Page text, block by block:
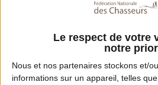
Le respect de votre
notre
Nous et nos partenaires stockons et/
informations sur un appareil, telles